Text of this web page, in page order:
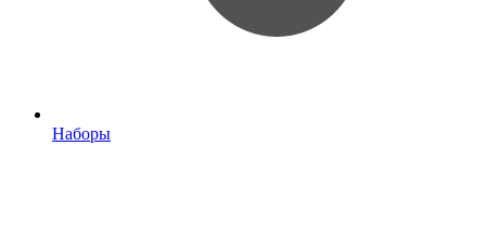
Наборы